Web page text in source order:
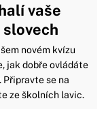
vaše
slovech
novém kvízu
jak dobře ovládáte
Připravte se na
ze školních lavic.